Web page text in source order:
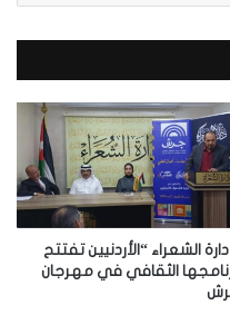
الشعراء “الأردنيين تفتتح
الثقافي في مهرجان